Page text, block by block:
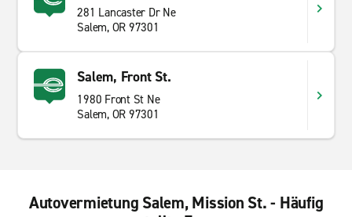
281 Lancaster Dr Ne
Salem, OR 97301
Salem, Front St.
1980 Front St Ne
Salem, OR 97301
Autovermietung Salem, Mission St. - Häufig